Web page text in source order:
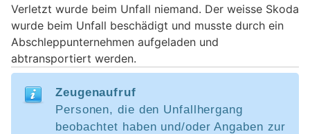
Verletzt wurde beim Unfall niemand. Der weisse Skoda
wurde beim Unfall beschädigt und musste durch ein
Abschleppunternehmen aufgeladen und
abtransportiert werden.
Zeugenaufruf
Personen, die den Unfallhergang
beobachtet haben und/oder Angaben zur